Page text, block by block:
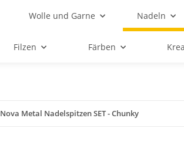
Wolle und Garne Nadeln
Filzen Färben
Nova Metal Nadelspitzen SET - Chunky